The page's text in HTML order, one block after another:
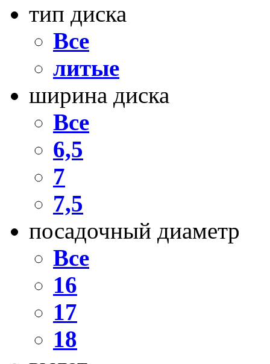
тип диска
Все
литые
ширина диска
Все
6,5
7
7,5
посадочный диаметр
Все
16
17
18